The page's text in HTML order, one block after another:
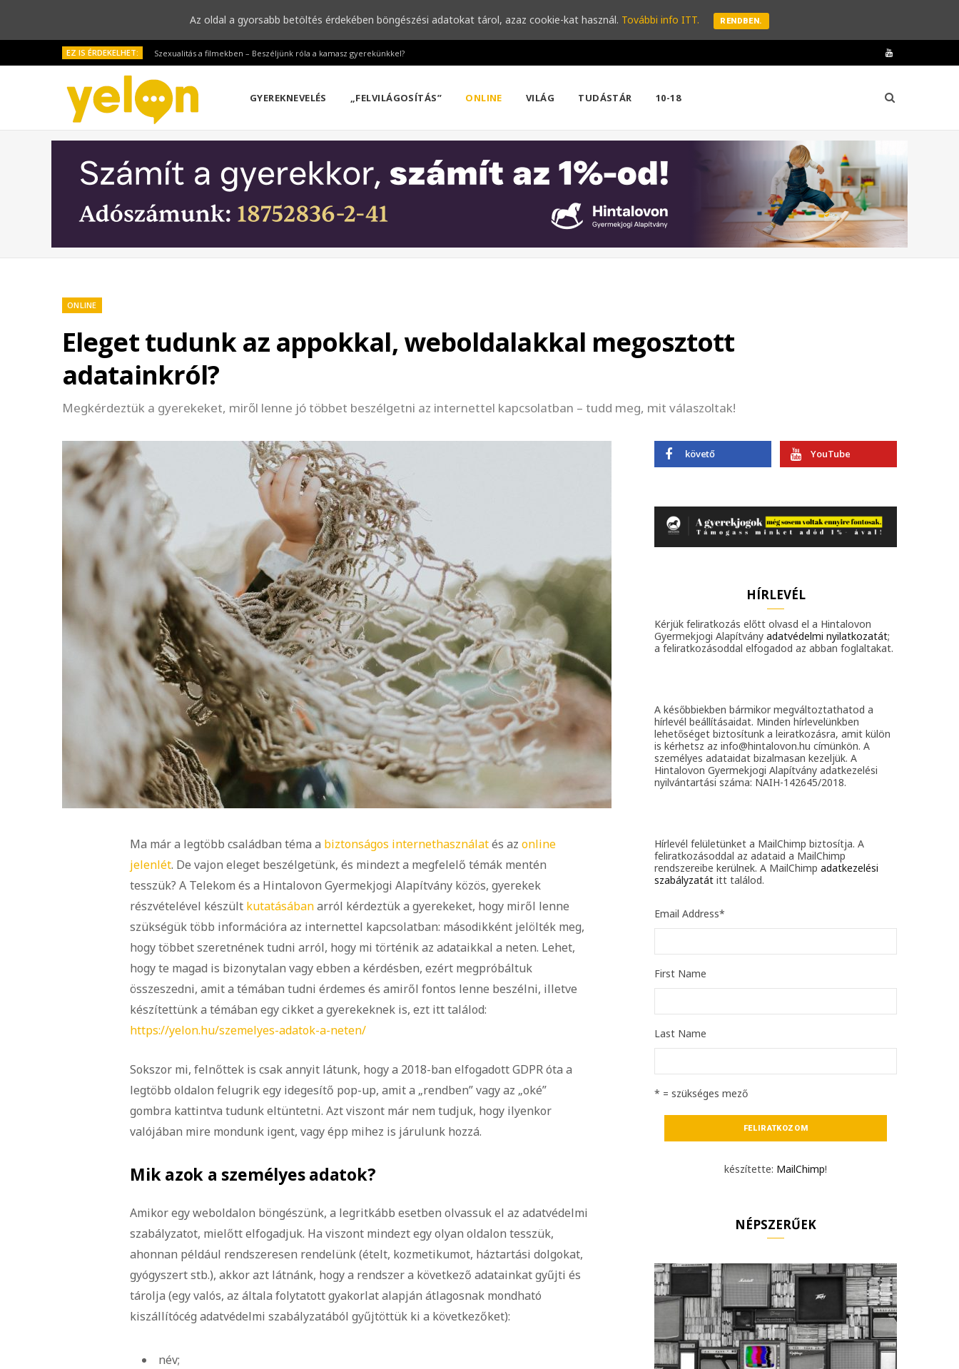
EZ IS ÉRDEKELHET: Szexualitás a filmekben – Beszéljünk róla a kamasz gyerekünkkel? Y
u
T
b
e
GYEREKNEVELÉS „FELVILÁGOSÍTÁS” ONLINE VILÁG TUDÁSTÁR 10-18
ONLINE
Eleget tudunk az appokkal, weboldalakkal megosztott
adatainkról?
Megkérdeztük a gyerekeket, miről lenne jó többet beszélgetni az internettel kapcsolatban – tudd meg, mit válaszoltak!
Ma már a legtöbb családban téma a biztonságos internethasználatés az online
jelenlét. De vajon eleget beszélgetünk, és mindezt a megfelelő témák mentén
tesszük? A Telekom és a Hintalovon Gyermekjogi Alapítvány közös, gyerekek
részvételével készült kutatásábanarról kérdeztük a gyerekeket, hogy miről lenne
szükségük több információra az internettel kapcsolatban: másodikként jelölték meg,
hogy többet szeretnének tudni arról, hogy mi történik az adataikkal a neten. Lehet,
hogy te magad is bizonytalan vagy ebben a kérdésben, ezért megpróbáltuk
összeszedni, amit a témában tudni érdemes és amiről fontos lenne beszélni, illetve
készítettünk a témában egy cikket a gyerekeknek is, ezt itt találod:
https://yelon.hu/szemelyes-adatok-a-neten/
Sokszor mi, felnőttek is csak annyit látunk, hogy a 2018-ban elfogadott GDPR óta a
legtöbb oldalon felugrik egy idegesítő pop-up, amit a „rendben” vagy az „oké”
gombra kattintva tudunk eltüntetni. Azt viszont már nem tudjuk, hogy ilyenkor
valójában mire mondunk igent, vagy épp mihez is járulunk hozzá.
Mik azok a személyes adatok?
Amikor egy weboldalon böngészünk, a legritkább esetben olvassuk el az adatvédelmi
szabályzatot, mielőtt elfogadjuk. Ha viszont mindezt egy olyan oldalon tesszük,
ahonnan például rendszeresen rendelünk (ételt, kozmetikumot, háztartási dolgokat,
gyógyszert stb.), akkor azt látnánk, hogy a rendszer a következő adatainkat gyűjti és
tárolja (egy valós, az általa folytatott gyakorlat alapján átlagosnak mondható
kiszállítócég adatvédelmi szabályzatából gyűjtöttük ki a következőket):
név;
követő YouTube
HÍRLEVÉL
Kérjük feliratkozás előtt olvasd el a Hintalovon
Gyermekjogi Alapítvány adatvédelmi nyilatkozatát;
a feliratkozásoddal elfogadod az abban foglaltakat.
A későbbiekben bármikor megváltoztathatod a
hírlevél beállításaidat. Minden hírlevelünkben
lehetőséget biztosítunk a leiratkozásra, amit külön
is kérhetsz az info@hintalovon.hu címünkön. A
személyes adataidat bizalmasan kezeljük. A
Hintalovon Gyermekjogi Alapítvány adatkezelési
nyilvántartási száma: NAIH-142645/2018.
Hírlevél felületünket a MailChimp biztosítja. A
feliratkozásoddal az adataid a MailChimp
rendszereibe kerülnek. A MailChimp adatkezelési
szabályzatát itt találod.
Email Address*
First Name
Last Name
* = szükséges mező
készítette: MailChimp!
NÉPSZERŰEK
Az oldal a gyorsabb betöltés érdekében böngészési adatokat tárol, azaz cookie-kat használ. További info ITT. RENDBEN.